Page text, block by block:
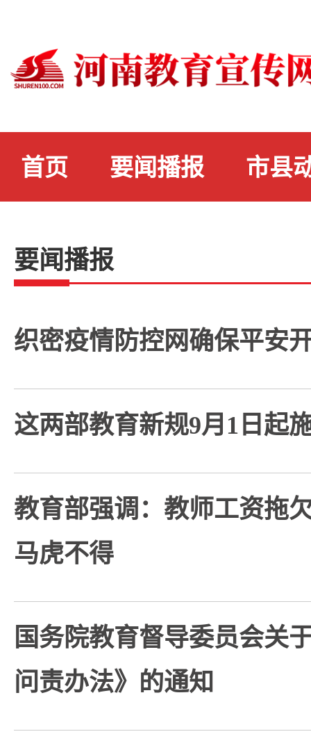
首页 要闻播报 市县
要闻播报
织密疫情防控网确保平安
这两部教育新规9月1日起
教育部强调：教师工资拖
马虎不得
国务院教育督导委员会关
问责办法》的通知